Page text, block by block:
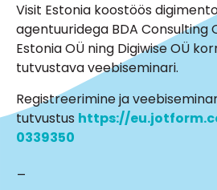
Visit Estonia koostöös
agentuuridega BDA Consulting
Estonia OÜ ning Digiwise OÜ
tutvustava veebiseminari.
Registreerimine ja
tutvustus https://
0339350